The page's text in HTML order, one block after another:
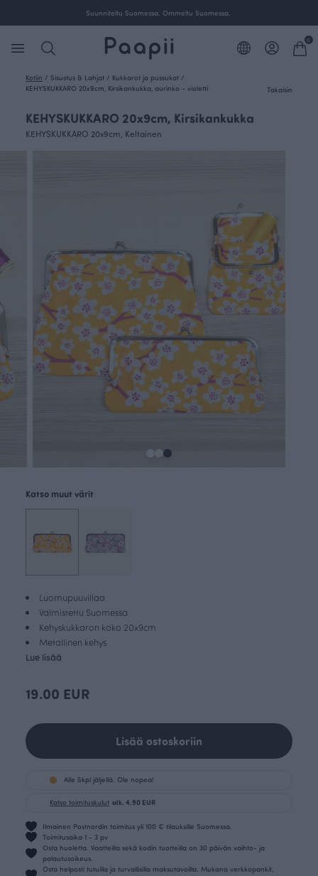
Suunniteltu Suomessa. Ommeltu Suomessa.
0
Kotiin / Sisustus & Lahjat / Kukkarot ja pussukat /
KEHYSKUKKARO 20x9cm, Kirsikankukka, aurinko - violetti
Takaisin
KEHYSKUKKARO 20x9cm, Kirsikankukka
KEHYSKUKKARO 20x9cm, Keltainen
Luomupuuvillaa
Valmistettu Suomessa
Kehyskukkaron koko 20x9cm
Metallinen kehys
Lue lisää
Katso muut värit
19.00 EUR
Lisää ostoskoriin
Alle 5kpl jäljellä. Ole nopea!
Katso toimituskulut alk. 4.90 EUR
Ilmainen Postnordin toimitus yli 100 € tilauksille Suomessa.
Toimitusaika 1 - 3 pv
Osta huoletta. Vaatteilla sekä kodin tuotteilla on 30 päivän vaihto- ja
palautusoikeus.
Osta helposti tutuilla ja turvallisilla maksutavoilla. Mukana verkkopankit,